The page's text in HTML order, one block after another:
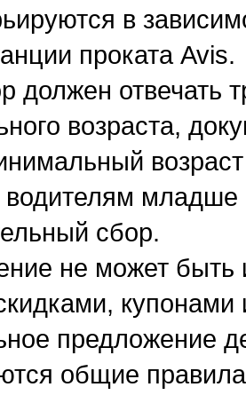
в
проката Avis.
должен отвечать
возраста,
водителям
сбор.
не может быть
предложение
общие